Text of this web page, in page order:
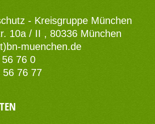
- Kreisgruppe München
10a / II , 80336 München
muenchen.de
76 0
56 76 77